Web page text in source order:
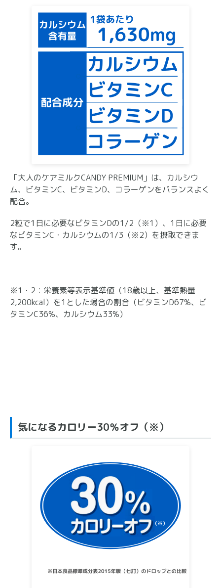
「大人のケアミルクCANDY PREMIUM」は、カルシウ
ム、ビタミンC、ビタミンD、コラーゲンをバランスよく
配合。
2粒で1日に必要なビタミンDの1/2（※1）、1日に必要
なビタミンC・カルシウムの1/3（※2）を摂取できま
す。
※1・2：栄養素等表示基準値（18歳以上、基準熱量
2,200kcal）を1とした場合の割合（ビタミンD67%、ビ
タミンC36%、カルシウム33%）
気になるカロリー30％オフ（※）